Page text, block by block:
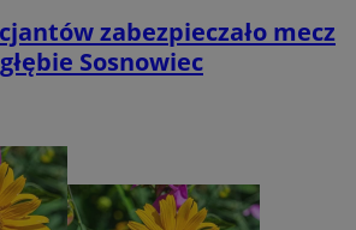
zabezpieczało mecz
Sosnowiec